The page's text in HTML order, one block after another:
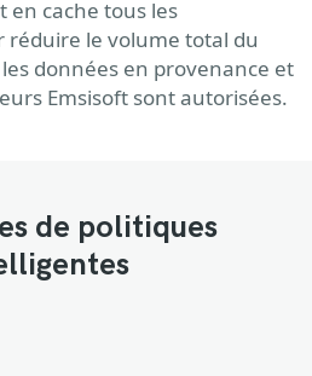
en cache tous les
le volume total du
données en provenance et
Emsisoft sont autorisées.
de politiques